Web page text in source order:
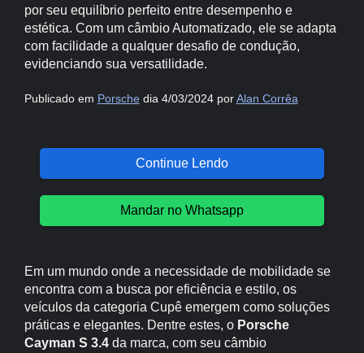
por seu equilíbrio perfeito entre desempenho e
estética. Com um câmbio Automatizado, ele se adapta
com facilidade a qualquer desafio de condução,
evidenciando sua versatilidade.
Publicado em Porschedia 4/03/2024 porAlan Corrêa
Continue Lendo
Mandar no Whatsapp
Em um mundo onde a necessidade de mobilidade se
encontra com a busca por eficiência e estilo, os
veículos da categoria Cupê emergem como soluções
práticas e elegantes. Dentre estes, o Porsche
Cayman S 3.4 da marca, com seu câmbio